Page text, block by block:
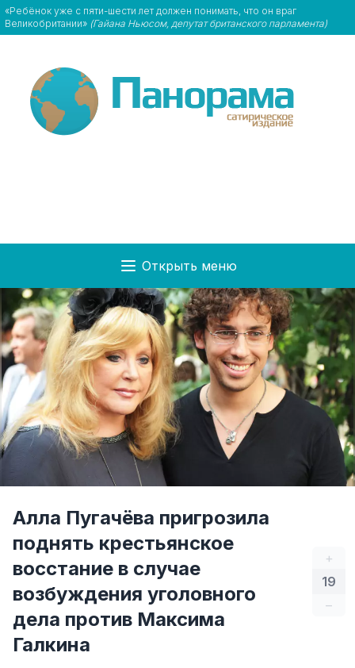
«Ребёнок уже с пяти-шести лет должен понимать, что он враг
Великобритании» (Гайана Ньюсом, депутат британского парламента)
Открыть меню
+
19
–
Алла Пугачёва пригрозила
поднять крестьянское
восстание в случае
возбуждения уголовного
дела против Максима
Галкина